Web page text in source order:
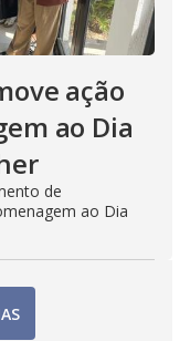
ação
ao Dia
de
ao Dia